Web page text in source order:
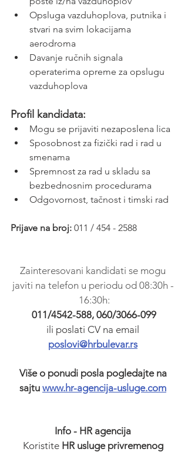
Opsluga vazduhoplova, putnika i
stvari na svim lokacijama
aerodroma
Davanje ručnih signala
operaterima opreme za opslugu
vazduhoplova
Profil kandidata:
Mogu se prijaviti nezaposlena lica
Sposobnost za fizički rad i rad u
smenama
Spremnost za rad u skladu sa
bezbednosnim procedurama
Odgovornost, tačnost i timski rad
Prijave na broj: 011 / 454 - 2588
Zainteresovani kandidati se mogu
javiti na telefon u periodu od 08:30h -
16:30h:
011/4542-588, 060/3066-099
ili poslati CV na email
poslovi@hrbulevar.rs
Više o ponudi posla pogledajte na
sajtu www.hr-agencija-usluge.com
Info - HR agencija
Koristite HR usluge privremenog